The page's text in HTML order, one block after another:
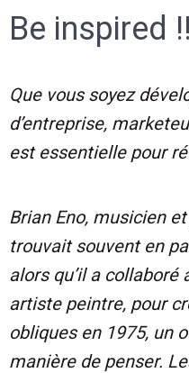
Be inspired
Que vous soyez
d’entreprise,
est essentielle pour
Brian Eno, musicien et producteur génial, se
trouvait souvent en
alors qu’il a collaboré
artiste peintre, pour
obliques en 1975, un
manière de penser.